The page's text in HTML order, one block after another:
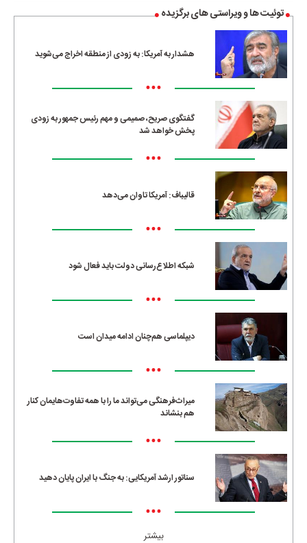
توئیت ها و ویراستی های برگزیده
هشدار به آمریکا: به زودی از منطقه اخراج می‌شوید
•••
گفتگوی صریح، صمیمی و مهم رئیس جمهور به زودی
پخش خواهد شد
•••
قالیباف: آمریکا تاوان می‌دهد
•••
شبکه اطلاع‌رسانی دولت باید فعال شود
•••
دیپلماسی هم‌چنان ادامه میدان است
•••
میراث‌فرهنگی می‌تواند ما را با همه تفاوت‌هایمان کنار
هم بنشاند
•••
سناتور ارشد آمریکایی: به جنگ با ایران پایان دهید
•••
بیشتر